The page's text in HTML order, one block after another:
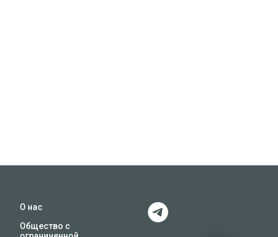
О нас
Общество с